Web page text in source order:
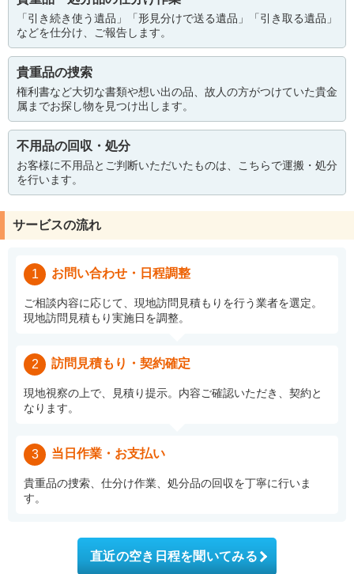
「引き続き使う遺品」「形見分けで送る遺品」「引き取る遺品」
などを仕分け、ご報告します。
貴重品の捜索
権利書など大切な書類や想い出の品、故人の方がつけていた貴金
属までお探し物を見つけ出します。
不用品の回収・処分
お客様に不用品とご判断いただいたものは、こちらで運搬・処分
を行います。
サービスの流れ
1 お問い合わせ・日程調整
ご相談内容に応じて、現地訪問見積もりを行う業者を選定。
現地訪問見積もり実施日を調整。
2 訪問見積もり・契約確定
現地視察の上で、見積り提示。内容ご確認いただき、契約と
なります。
3 当日作業・お支払い
貴重品の捜索、仕分け作業、処分品の回収を丁寧に行いま
す。
直近の空き日程を聞いてみる